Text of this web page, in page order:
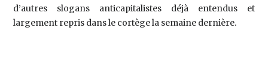
d’autres slogans anticapitalistes déjà entendus et
largement repris dans le cortège la semaine dernière.